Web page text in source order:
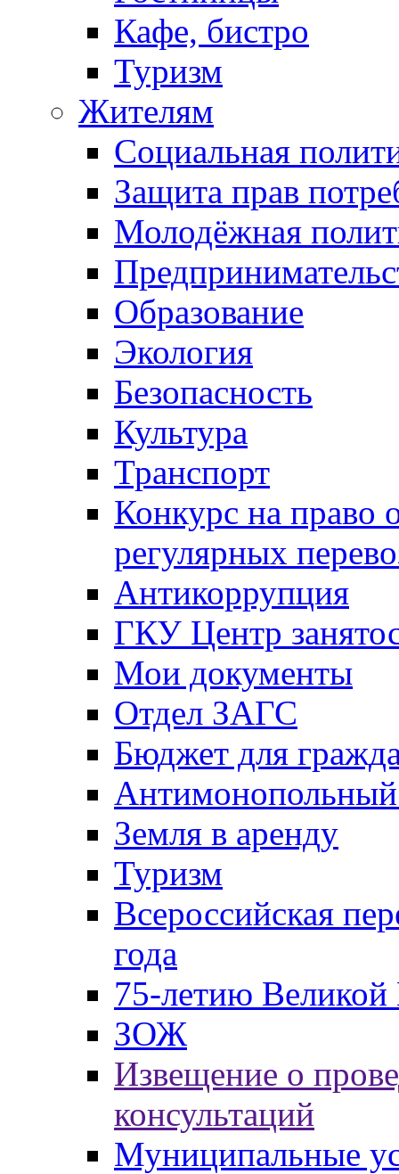
Кафе, бистро
Туризм
Жителям
Социальная
Защита прав
Молодёжная
Образование
Экология
Безопасность
Культура
Транспорт
Конкурс на право
регулярных
Антикоррупция
ГКУ Центр
Мои документы
Отдел ЗАГС
Бюджет для
Антимонопольный
Земля в аренду
Туризм
Всероссийская
года
75-летию
ЗОЖ
Извещение о
консультаций
Муниципальные